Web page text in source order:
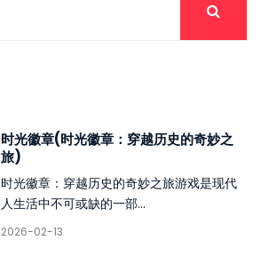
时光徽章(时光徽章：穿越历史的奇妙之
旅)
时光徽章：穿越历史的奇妙之旅游戏是现代
人生活中不可或缺的一部...
2026-02-13